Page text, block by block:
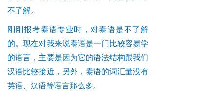
不了解。
刚刚报考泰语专业时，对泰语是不了解
的。现在对我来说泰语是一门比较容易学
的语言，主要是因为它的语法结构跟我们
汉语比较接近，另外，泰语的词汇量没有
英语、汉语等语言那么多。